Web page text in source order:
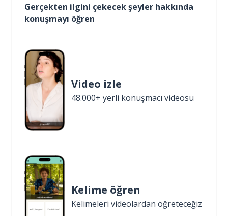
Gerçekten ilgini çekecek şeyler hakkında
konuşmayı öğren
Video izle
48.000+ yerli konuşmacı videosu
Kelime öğren
Kelimeleri videolardan öğreteceğiz